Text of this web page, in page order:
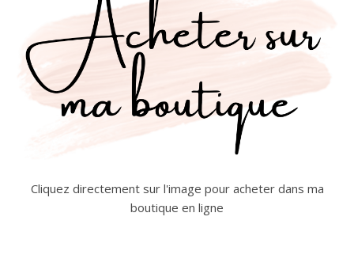
Cliquez directement sur l'image pour acheter dans ma
boutique en ligne